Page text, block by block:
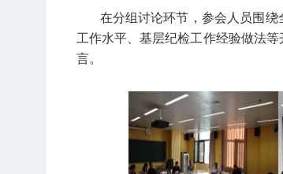
在分组讨论环节，参会人员围
工作水平、基层纪检工作经验做法
言。